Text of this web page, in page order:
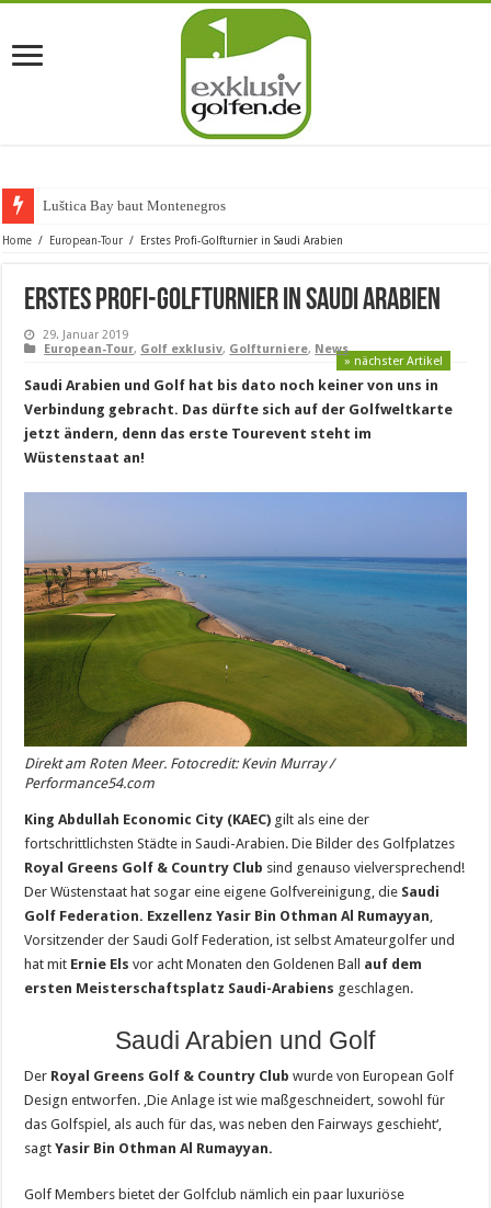
Luštica Bay baut Montenegros erste Go
Home / European-Tour / Erstes Profi-Golfturnier in Saudi Arabien
Erstes Profi-Golfturnier in Saudi Arabien
29. Januar 2019
European-Tour, Golf exklusiv, Golfturniere, News
» nächster Artikel
Saudi Arabien und Golf hat bis dato noch keiner von uns in
Verbindung gebracht. Das dürfte sich auf der Golfweltkarte
jetzt ändern, denn das erste Tourevent steht im
Wüstenstaat an!
Direkt am Roten Meer. Fotocredit: Kevin Murray /
Performance54.com
King Abdullah Economic City (KAEC) gilt als eine der
fortschrittlichsten Städte in Saudi-Arabien. Die Bilder des Golfplatzes
Royal Greens Golf & Country Club sind genauso vielversprechend!
Der Wüstenstaat hat sogar eine eigene Golfvereinigung, die Saudi
Golf Federation. Exzellenz Yasir Bin Othman Al Rumayyan
Vorsitzender der Saudi Golf Federation, ist selbst Amateurgolfer und
hat mit Ernie Elsvor acht Monaten den Goldenen Ball auf dem
ersten Meisterschaftsplatz Saudi-Arabiens geschlagen.
Saudi Arabien und Golf
Der Royal Greens Golf & Country Clubwurde von European Golf
Design entworfen. ‚Die Anlage ist wie maßgeschneidert, sowohl für
das Golfspiel, als auch für das, was neben den Fairways geschieht‘,
sagtYasir Bin Othman Al Rumayyan.
Golf Members bietet der Golfclub nämlich ein paar luxuriöse